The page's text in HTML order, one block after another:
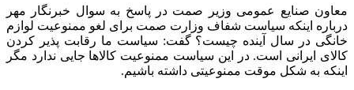
معاون صنایع عمومی وزیر صمت در پاسخ به سوال خبرنگار مهر
درباره اینکه سیاست شفاف وزارت صمت برای لغو ممنوعیت لوازم
خانگی در سال آینده چیست؟ گفت: سیاست ما رقابت پذیر کردن
کالای ایرانی است. در این سیاست ممنوعیت کالاها جایی ندارد مگر
اینکه به شکل موقت ممنوعیتی داشته باشیم.